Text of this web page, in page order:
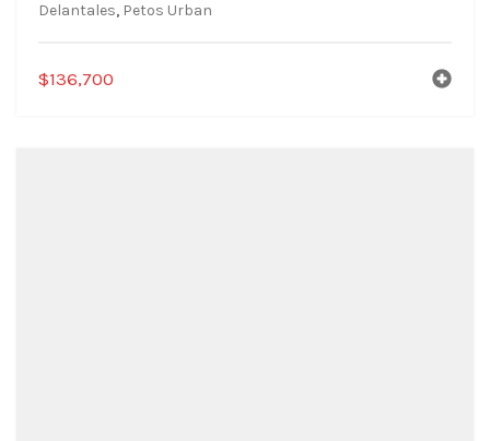
Delantales, Petos Urban
$136,700